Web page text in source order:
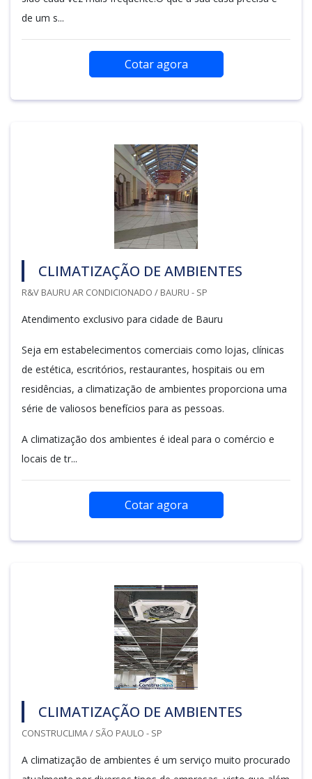
de um s...
Cotar agora
CLIMATIZAÇÃO DE AMBIENTES
R&V BAURU AR CONDICIONADO / BAURU - SP
Atendimento exclusivo para cidade de Bauru
Seja em estabelecimentos comerciais como lojas, clínicas
de estética, escritórios, restaurantes, hospitais ou em
residências, a climatização de ambientes proporciona uma
série de valiosos benefícios para as pessoas.
A climatização dos ambientes é ideal para o comércio e
locais de tr...
Cotar agora
CLIMATIZAÇÃO DE AMBIENTES
CONSTRUCLIMA / SÃO PAULO - SP
A climatização de ambientes é um serviço muito procurado